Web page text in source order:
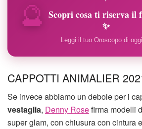
🔮 Scopri cosa ti riserva il
✨
Leggi il tuo Oroscopo di
CAPPOTTI ANIMALIER
Se invece abbiamo un debole per i
vestaglia, Denny Rosefirma modelli
super glam, con chiusura con cintura